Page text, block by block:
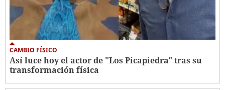
CAMBIO FÍSICO
Así luce hoy el actor de "Los Picapiedra" tras su
transformación física